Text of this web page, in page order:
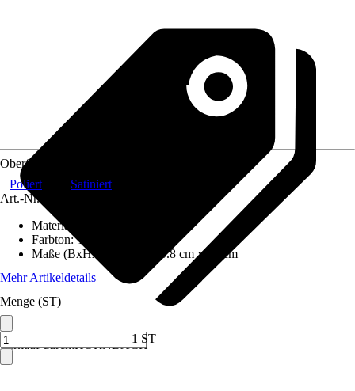
Verkauf durch:HORNBACH
Oberfläche/Oberflächenbehandlung
Poliert
Satiniert
Art.-Nr.
Material
Farbton:Transparent
Maße (BxHxT)
40 cm x 0.8 cm x 12 cm
Mehr Artikeldetails
Menge (ST)
1 ST